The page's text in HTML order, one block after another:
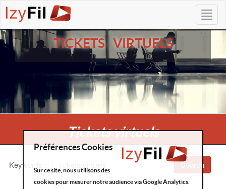
TICKETS VIRTUELS
Tickets virtuels
Keywords Search
Préférences Cookies
Sur ce site, nous utilisons des
cookies pour mesurer notre audience via Google Analytics.